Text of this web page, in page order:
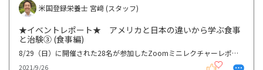
米国登録栄養士 宮﨑 (スタッフ)
★イベントレポート★ アメリカと日本の違いから学ぶ食事
と治験③ (食事編)
8/29（日）に開催された28名が参加したZoomミニレクチャーレポートの第二弾です。今回は食事部分につい...
2021/9/26